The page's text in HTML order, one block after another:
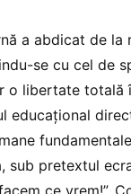
a abdicat de la
se cu cel de
o libertate totală
educațional
sub pretextul